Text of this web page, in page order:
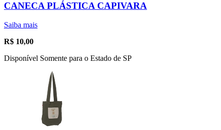
CANECA PLÁSTICA CAPIVARA
Saiba mais
R$ 10,00
Disponível Somente para o Estado de SP